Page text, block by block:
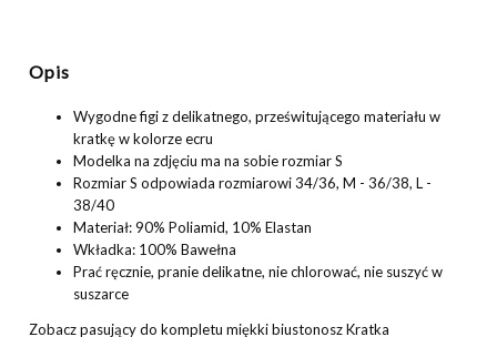
Opis
Wygodne figi z delikatnego, prześwitującego materiału w
kratkę w kolorze ecru
Modelka na zdjęciu ma na sobie rozmiar S
Rozmiar S odpowiada rozmiarowi 34/36, M - 36/38, L -
38/40
Materiał: 90% Poliamid, 10% Elastan
Wkładka: 100% Bawełna
Prać ręcznie, pranie delikatne, nie chlorować, nie suszyć w
suszarce
Zobacz pasujący do kompletu miękki biustonosz Kratka